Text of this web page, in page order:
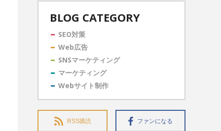
BLOG CATEGORY
SEO対策
Web広告
SNSマーケティング
マーケティング
Webサイト制作
RSS購読 ファンになる